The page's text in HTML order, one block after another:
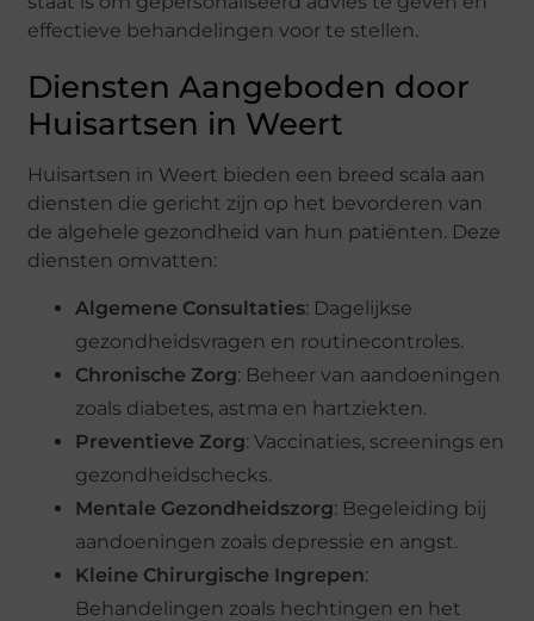
effectieve behandelingen voor te stellen.
Diensten Aangeboden door
Huisartsen in Weert
Huisartsen in Weert bieden een breed scala aan
diensten die gericht zijn op het bevorderen van
de algehele gezondheid van hun patiënten. Deze
diensten omvatten:
Algemene Consultaties: Dagelijkse
gezondheidsvragen en routinecontroles.
Chronische Zorg: Beheer van aandoeningen
zoals diabetes, astma en hartziekten.
Preventieve Zorg: Vaccinaties, screenings en
gezondheidschecks.
Mentale Gezondheidszorg: Begeleiding bij
aandoeningen zoals depressie en angst.
Kleine Chirurgische Ingrepen:
Behandelingen zoals hechtingen en het